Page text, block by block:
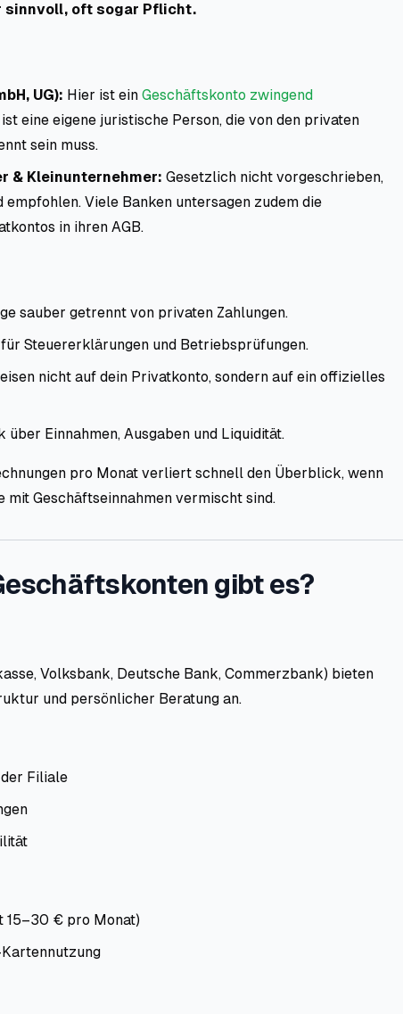
sinnvoll, oft sogar Pflicht.
UG): Hier ist ein Geschäftskonto zwingend
eine eigene juristische Person, die von den privaten
sein muss.
& Kleinunternehmer: Gesetzlich nicht vorgeschrieben,
Viele Banken untersagen zudem die
in ihren AGB.
sauber getrennt von privaten Zahlungen.
Steuererklärungen und Betriebsprüfungen.
nicht auf dein Privatkonto, sondern auf ein offizielles
Einnahmen, Ausgaben und Liquidität.
pro Monat verliert schnell den Überblick, wenn
Geschäftseinnahmen vermischt sind.
gibt es?
Volksbank, Deutsche Bank, Commerzbank) bieten
und persönlicher Beratung an.
Filiale
15–30 € pro Monat)